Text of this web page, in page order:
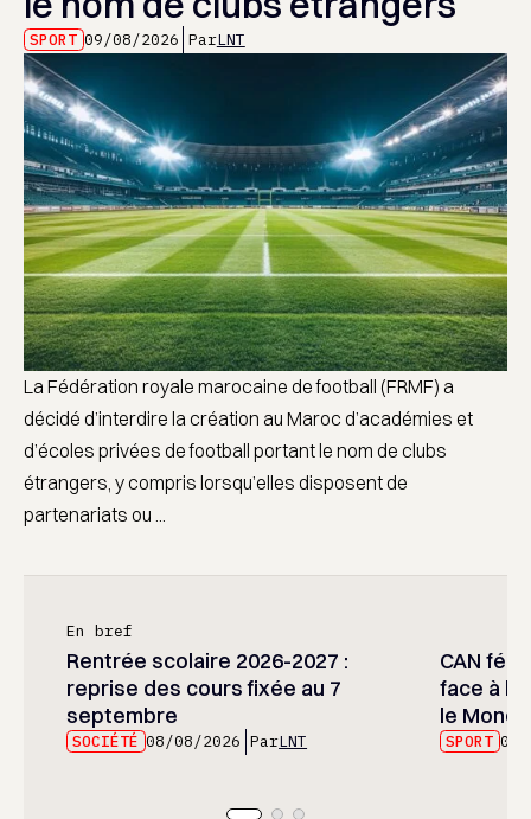
SPORT 09/08/2026 ParLNT
La Fédération royale marocaine de football (FRMF) a
décidé d’interdire la création au Maroc d’académies et
d’écoles privées de football portant le nom de clubs
étrangers, y compris lorsqu’elles disposent de
partenariats ou ...
En bref
Rentrée scolaire 2026-2027 :
reprise des cours fixée au 7
septembre
SOCIÉTÉ 08/08/2026 ParLNT
CAN
face à
le
SPORT 08/